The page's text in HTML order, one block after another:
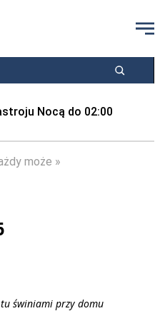
Nocą do 02:00
może
tu świniami przy domu